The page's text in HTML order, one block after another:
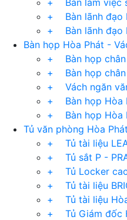
+ Bàn làm việc
+ Bàn lãnh đạo
+ Bàn lãnh đạo
Bàn họp Hòa Phát -
+ Bàn họp chân
+ Bàn họp chân
+ Vách ngăn
+ Bàn họp Hòa
+ Bàn họp Hòa
Tủ văn phòng Hòa Phát
+ Tủ tài liệu
+ Tủ sắt P -
+ Tủ Locker
+ Tủ tài liệu
+ Tủ tài liệu
+ Tủ Giám đốc